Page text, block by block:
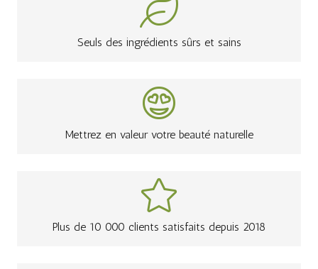
Seuls des ingrédients sûrs et sains
Mettrez en valeur votre beauté naturelle
Plus de 10 000 clients satisfaits depuis 2018